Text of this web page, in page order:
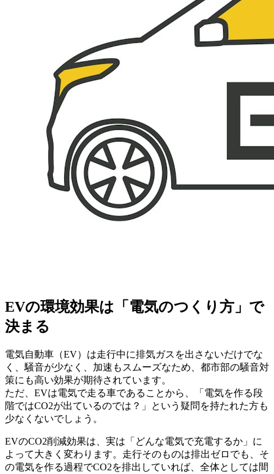
EVの環境効果は「電気のつくり方」で
決まる
電気自動車（EV）は走行中に排気ガスを出さないだけでな
く、騒音が少なく、加速もスムーズなため、都市部の騒音対
策にも高い効果が期待されています。
ただ、EVは電気で走る車であることから、「電気を作る段
階ではCO2が出ているのでは？」という疑問を持たれた方も
少なくないでしょう。
EVのCO2削減効果は、実は「どんな電気で充電するか」に
よって大きく変わります。走行そのものは排出ゼロでも、そ
の電気を作る過程でCO2を排出していれば、全体としては間